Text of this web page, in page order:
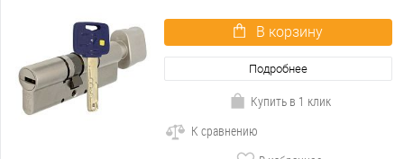
В корзину
Подробнее
Купить в 1 клик
К сравнению